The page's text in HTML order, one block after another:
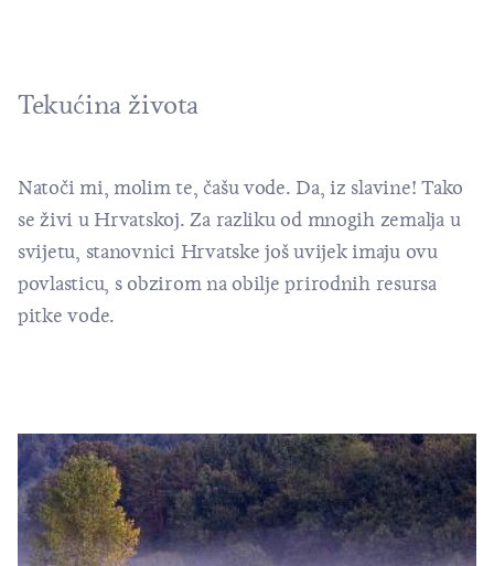
Tekućina života
Natoči mi, molim te, čašu vode. Da, iz slavine! Tako
se živi u Hrvatskoj. Za razliku od mnogih zemalja u
svijetu, stanovnici Hrvatske još uvijek imaju ovu
povlasticu, s obzirom na obilje prirodnih resursa
pitke vode.